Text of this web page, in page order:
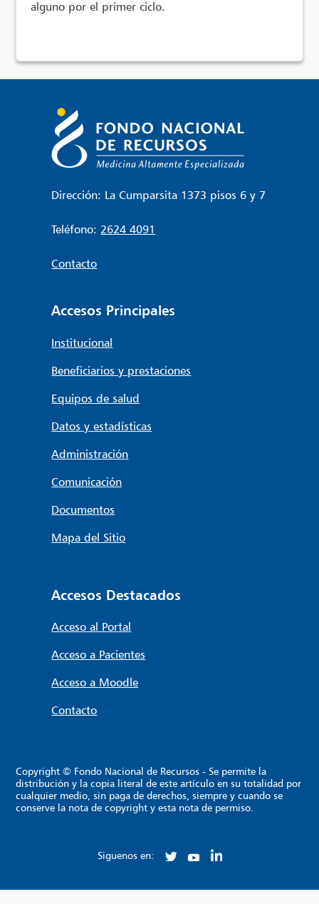
alguno por el primer ciclo.
Dirección: La Cumparsita 1373 pisos 6 y 7
Teléfono: 2624 4091
Contacto
Accesos Principales
Institucional
Beneficiarios y prestaciones
Equipos de salud
Datos y estadísticas
Administración
Comunicación
Documentos
Mapa del Sitio
Accesos Destacados
Acceso al Portal
Acceso a Pacientes
Acceso a Moodle
Contacto
Copyright © Fondo Nacional de Recursos - Se permite la
distribución y la copia literal de este artículo en su totalidad por
cualquier medio, sin paga de derechos, siempre y cuando se
conserve la nota de copyright y esta nota de permiso.
Siguenos en: